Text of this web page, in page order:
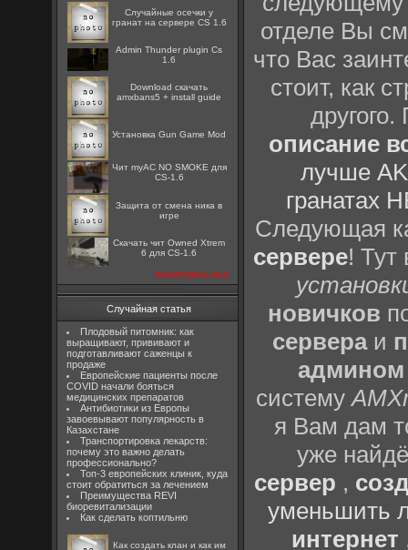
Случайные осечки у
гранат на сервере CS 1.6
Admin Thunder plugin Cs
1.6
Download скачать
amxbans5 + install guide
Установка Gun Game Mod
Чит myAC NO SMOKE для
CS-1.6
Защита от смена ника в
игре
Скачать чит Owned Xtrem
6 для CS-1.6
посмотреть все
Случайная статья
Плодовый питомник: как
выращивают, прививают и
подготавливают саженцы к
продаже
Европейские пациенты после
COVID начали бояться
медицинских препаратов
Антибиотики из Европы
завоевывают популярность в
Казахстане
Транспортировка лекарств:
почему это важно делать
профессионально?
Топ-3 европейских клиник, куда
стоит обратиться за лечением
Преимущества REVI
биоревитализации
Как сделать коптильню
Как создать клан и как им
отделе Вы
что Вас
стоит, как
описание
лучше
гранатах
Следующая
сервере! Тут
новичков
сервераи
админом
систему
я Вам дам
уже
сервер ,
уменьшить
интернет